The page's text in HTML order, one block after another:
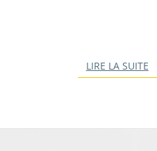
P
H
N
LIRE LA SUITE